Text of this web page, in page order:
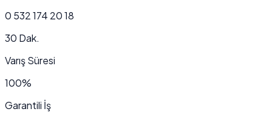
0 532 174 20 18
30 Dak.
Varış Süresi
100%
Garantili İş